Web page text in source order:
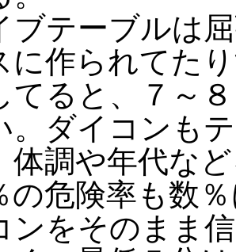
ブテーブルは
に作られてた
てると、７～
。ダイコンも
体調や年代な
の危険率も数
ンをそのまま